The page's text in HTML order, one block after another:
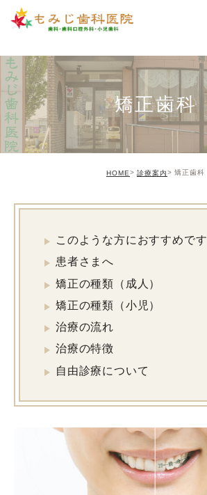
矯正歯科
HOME 診療案内 矯正歯科
このような方におすすめです
患者さまへ
矯正の種類（成人）
矯正の種類（小児）
治療の流れ
治療の特徴
自由診療について